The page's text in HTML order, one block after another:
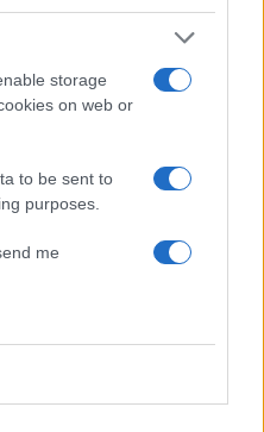
storage
on web or
to be sent to
purposes.
me
26)
στη νοτιοδυτική
Εύβοια, τη
από το απόγευμα
προειδοποίηση).
απόγευμα μέχρι